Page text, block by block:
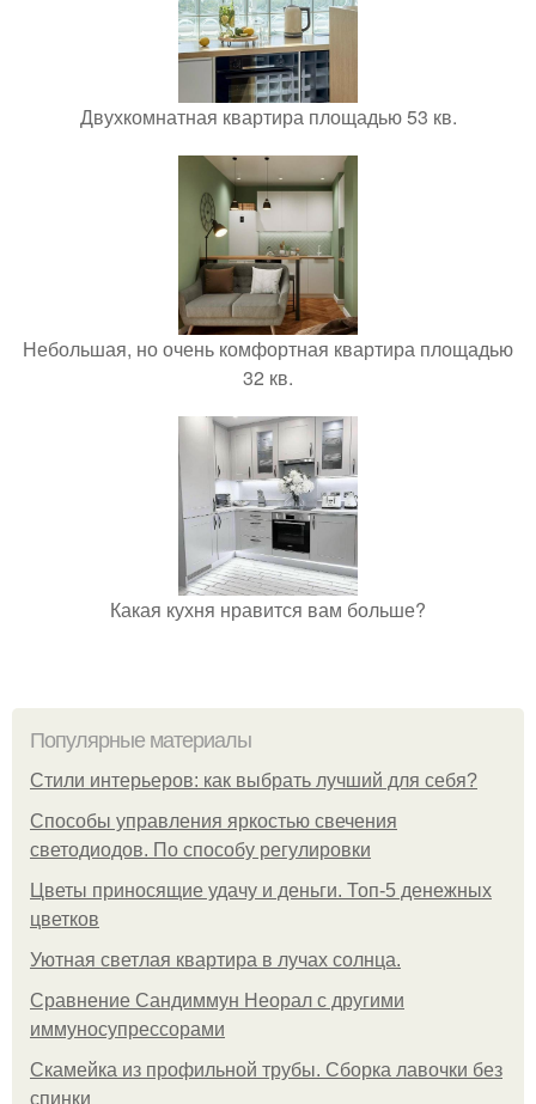
Двухкомнатная квартира площадью 53 кв.
Небольшая, но очень комфортная квартира площадью
32 кв.
Какая кухня нравится вам больше?
Популярные материалы
Стили интерьеров: как выбрать лучший для себя?
Способы управления яркостью свечения
светодиодов. По способу регулировки
Цветы приносящие удачу и деньги. Топ-5 денежных
цветков
Уютная светлая квартира в лучах солнца.
Сравнение Сандиммун Неорал с другими
иммуносупрессорами
Скамейка из профильной трубы. Сборка лавочки без
спинки